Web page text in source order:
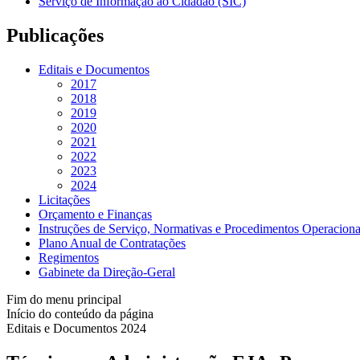
Publicações
Editais e Documentos
2017
2018
2019
2020
2021
2022
2023
2024
Licitações
Orçamento e Finanças
Instruções de Serviço, Normativas e Procedimentos
Plano Anual de Contratações
Regimentos
Gabinete da Direção-Geral
Fim do menu principal
Início do conteúdo da página
Editais e Documentos 2024